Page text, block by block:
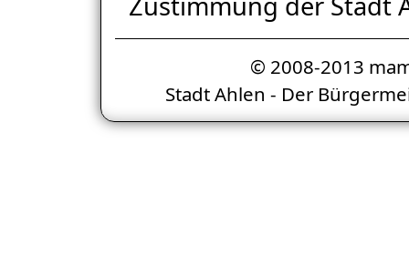
© 2008-2013
Stadt Ahlen - Der